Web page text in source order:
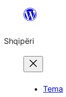
Hidhu
lënda
Shqipëri
Tema